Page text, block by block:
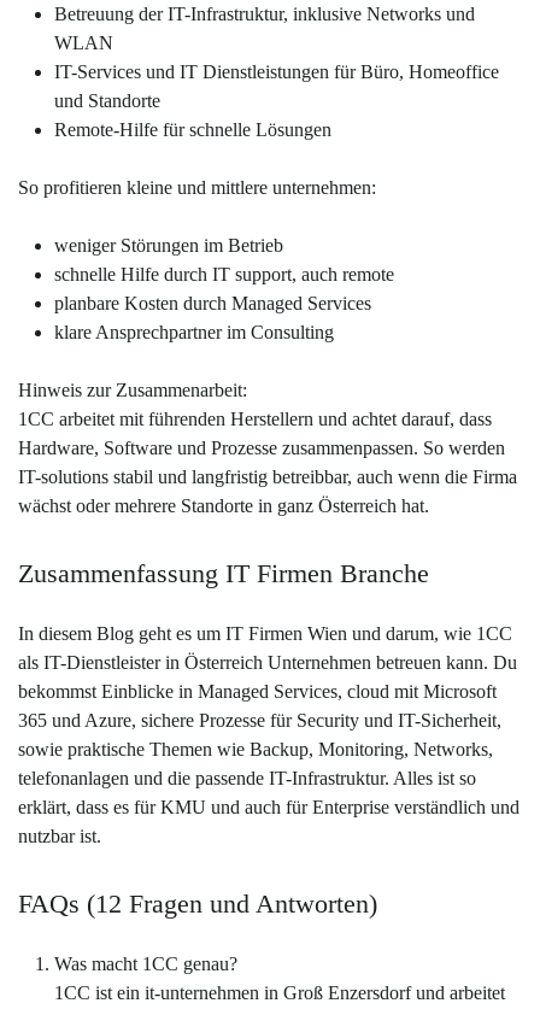
Betreuung der IT-Infrastruktur, inklusive Networks und
WLAN
IT-Services und IT Dienstleistungen für Büro, Homeoffice
und Standorte
Remote-Hilfe für schnelle Lösungen
So profitieren kleine und mittlere unternehmen:
weniger Störungen im Betrieb
schnelle Hilfe durch IT support, auch remote
planbare Kosten durch Managed Services
klare Ansprechpartner im Consulting
Hinweis zur Zusammenarbeit:
1CC arbeitet mit führenden Herstellern und achtet darauf, dass
Hardware, Software und Prozesse zusammenpassen. So werden
IT-solutions stabil und langfristig betreibbar, auch wenn die Firma
wächst oder mehrere Standorte in ganz Österreich hat.
Zusammenfassung IT Firmen Branche
In diesem Blog geht es um IT Firmen Wien und darum, wie 1CC
als IT-Dienstleister in Österreich Unternehmen betreuen kann. Du
bekommst Einblicke in Managed Services, cloud mit Microsoft
365 und Azure, sichere Prozesse für Security und IT-Sicherheit,
sowie praktische Themen wie Backup, Monitoring, Networks,
telefonanlagen und die passende IT-Infrastruktur. Alles ist so
erklärt, dass es für KMU und auch für Enterprise verständlich und
nutzbar ist.
FAQs (12 Fragen und Antworten)
Was macht 1CC genau?
1CC ist ein it-unternehmen in Groß Enzersdorf und arbeitet